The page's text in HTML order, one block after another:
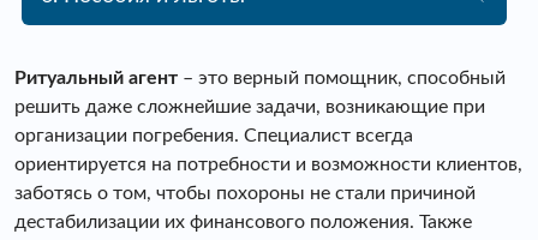
Ритуальный агент – это верный помощник, способный
решить даже сложнейшие задачи, возникающие при
организации погребения. Специалист всегда
ориентируется на потребности и возможности клиентов,
заботясь о том, чтобы похороны не стали причиной
дестабилизации их финансового положения. Также